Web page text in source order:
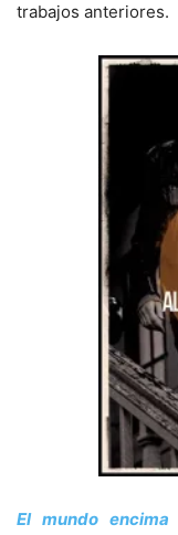
trabajos anteriores.
El mundo encima